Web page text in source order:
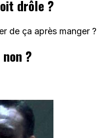
drôle ?
de ça après manger ?
?